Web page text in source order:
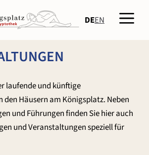
DEEN
laufende und künftige
Häusern am Königsplatz. Neben
und Führungen finden Sie hier auch
und Veranstaltungen speziell für